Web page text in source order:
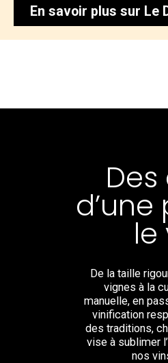
En savoir plus sur Le
le
De la taille
vignes à la
manuelle, en
vinification
des traditions,
vise à sublimer
nos